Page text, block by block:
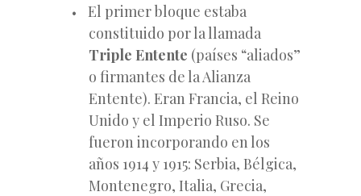
El primer bloque estaba
constituido por la llamada
Triple Entente (países “aliados”
o firmantes de la Alianza
Entente). Eran Francia, el Reino
Unido y el Imperio Ruso. Se
fueron incorporando en los
años 1914 y 1915: Serbia, Bélgica,
Montenegro, Italia, Grecia,